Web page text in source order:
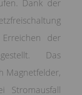
Dank der
der
Das
Magnetfelder,
Stromausfall